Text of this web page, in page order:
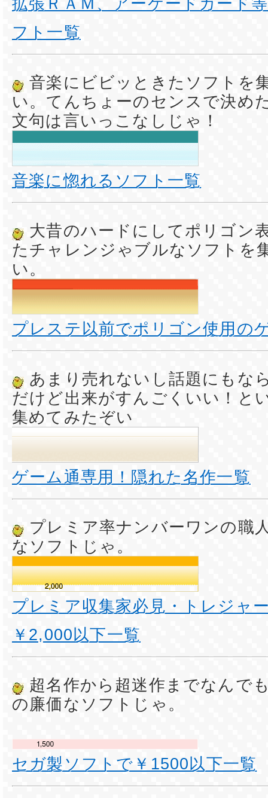
拡張ＲＡＭ、アーケードカード
フト一覧
音楽にビビッときたソフトを
い。てんちょーのセンスで決め
文句は言いっこなしじゃ！
音楽に惚れるソフト一覧
大昔のハードにしてポリゴン
たチャレンジゃブルなソフトを
い。
プレステ以前でポリゴン使用の
あまり売れないし話題にもな
だけど出来がすんごくいい！と
集めてみたぞい
ゲーム通専用！隠れた名作一覧
プレミア率ナンバーワンの職
なソフトじゃ。
プレミア収集家必見・トレジャ
￥2,000以下一覧
超名作から超迷作までなんで
の廉価なソフトじゃ。
セガ製ソフトで￥1500以下一覧